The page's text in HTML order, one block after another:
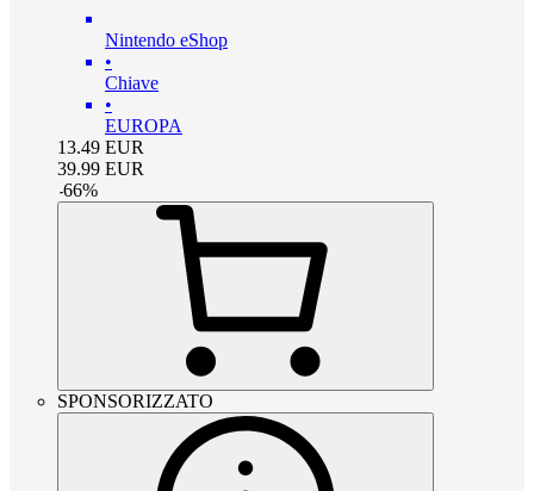
Nintendo eShop
•
Chiave
•
EUROPA
13.49 EUR
39.99 EUR
-66%
SPONSORIZZATO